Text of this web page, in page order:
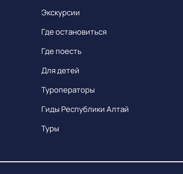
Экскурсии
Где остановиться
Где поесть
Для детей
Туроператоры
Гиды Республики Алтай
Туры